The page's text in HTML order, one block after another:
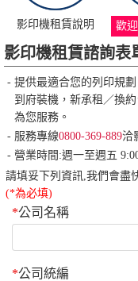
影印機租賃說明 歡
影印機租賃諮詢表
- 提供最適合您的列印規
到府裝機，新承租／換
為您服務。
- 服務專線0800-369-889洽
- 營業時間:週一至週五
請填妥下列資訊,我們會盡
(*為必填)
*公司名稱
*公司統編